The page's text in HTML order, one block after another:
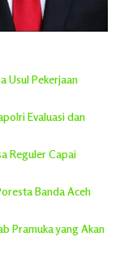
Usul Pekerjaan
Evaluasi dan
Reguler Capai
Banda Aceh
Pramuka yang Akan